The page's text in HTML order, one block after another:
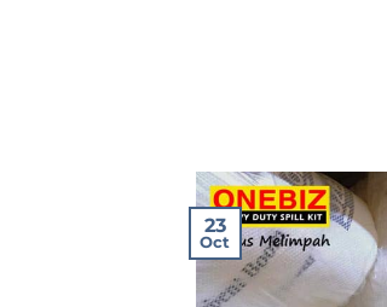
23
Oct